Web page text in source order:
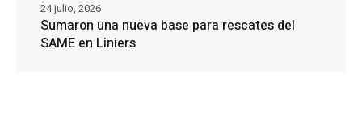
Sumaron una nueva base para rescates del
SAME en Liniers
24 julio, 2026